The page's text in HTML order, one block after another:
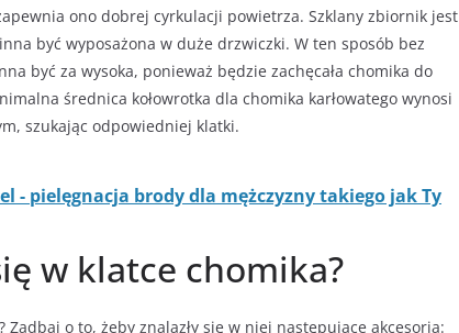
ono dobrej cyrkulacji powietrza. Szklany zbiornik jest
być wyposażona w duże drzwiczki. W ten sposób bez
być za wysoka, ponieważ będzie zachęcała chomika do
średnica kołowrotka dla chomika karłowatego wynosi
szukając odpowiedniej klatki.
- pielęgnacja brody dla mężczyzny takiego jak Ty
w klatce chomika?
o to, żeby znalazły się w niej następujące akcesoria: